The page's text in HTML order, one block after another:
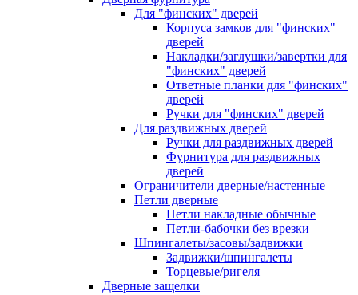
Для "финских" дверей
Корпуса замков для "финских"
дверей
Накладки/заглушки/завертки для
"финских" дверей
Ответные планки для "финских"
дверей
Ручки для "финских" дверей
Для раздвижных дверей
Ручки для раздвижных дверей
Фурнитура для раздвижных
дверей
Ограничители дверные/настенные
Петли дверные
Петли накладные обычные
Петли-бабочки без врезки
Шпингалеты/засовы/задвижки
Задвижки/шпингалеты
Торцевые/ригеля
Дверные защелки